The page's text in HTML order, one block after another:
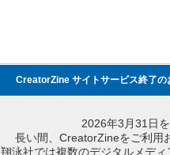
CreatorZine サイトサービス終了の
2026年3月31日
長い間、CreatorZineをご利用
翔泳社では複数のデジタルメデ